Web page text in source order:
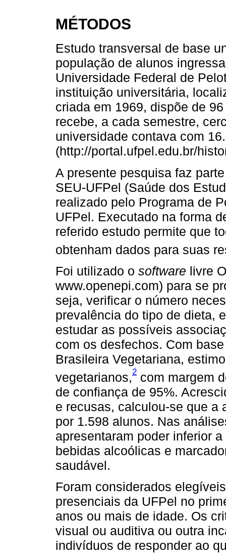
MÉTODOS
Estudo transversal de base
população de alunos
Universidade Federal de
instituição universitária,
criada em 1969, dispõe de
recebe, a cada semestre,
universidade contava com
(http://portal.ufpel.edu.br/
A presente pesquisa faz
SEU-UFPel (Saúde dos
realizado pelo Programa de
UFPel. Executado na forma
referido estudo permite que
obtenham dados para suas
Foi utilizado o software livre
www.openepi.com) para se
seja, verificar o número
prevalência do tipo de dieta,
estudar as possíveis
com os desfechos. Com
Brasileira Vegetariana,
vegetarianos,2 com margem
de confiança de 95%.
e recusas, calculou-se que a
por 1.598 alunos. Nas
apresentaram poder inferior
bebidas alcoólicas e
saudável.
Foram considerados
presenciais da UFPel no
anos ou mais de idade. Os
visual ou auditiva ou outra
indivíduos de responder ao